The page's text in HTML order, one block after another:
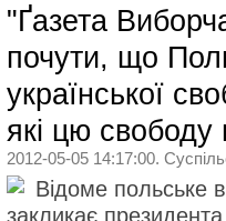
"Ґазета
почути, що
української
які цю свободу
2012-05-05 14:17:00.
Відоме польське
закликає